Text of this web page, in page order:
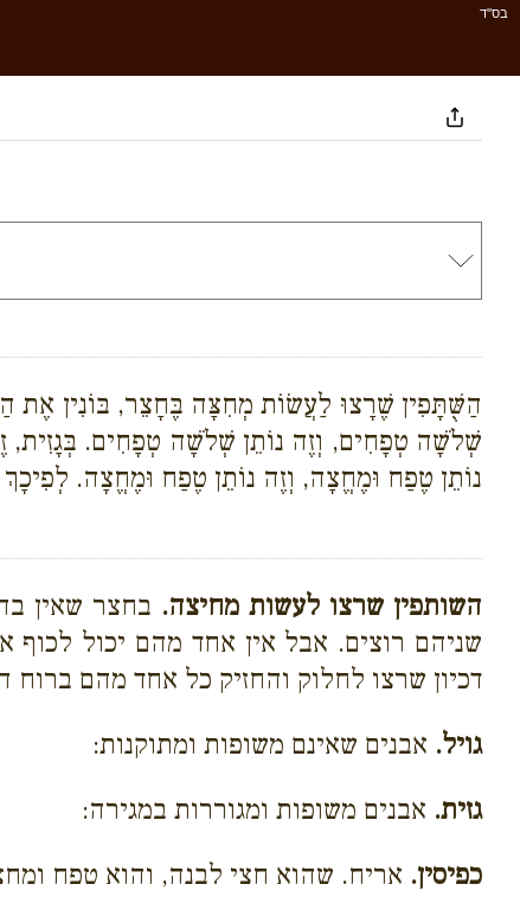
בס''ד
הַשֻּׁתָּפִין שֶׁרָצוּ לַעֲשׂוֹת מְחִצָּה בֶּחָצֵר, בּוֹנִין אֶת
שְׁלֹשָׁה טְפָחִים, וְזֶה נוֹתֵן שְׁלֹשָׁה טְפָחִים. בְּגָזִית,
נוֹתֵן טֶפַח וּמֶחֱצָה, וְזֶה נוֹתֵן טֶפַח וּמֶחֱצָה.
השותפין שרצו לעשות מחיצה. בחצר שאין
שניהם רוצים. אבל אין אחד מהם יכול
דכיון שרצו לחלוק והחזיק כל אחד מהם ברוח
גויל. אבנים שאינם משופות ומתוקנות:
גזית. אבנים משופות ומגוררות במגירה:
כפיסין. אריח. שהוא חצי לבנה, והוא טפח